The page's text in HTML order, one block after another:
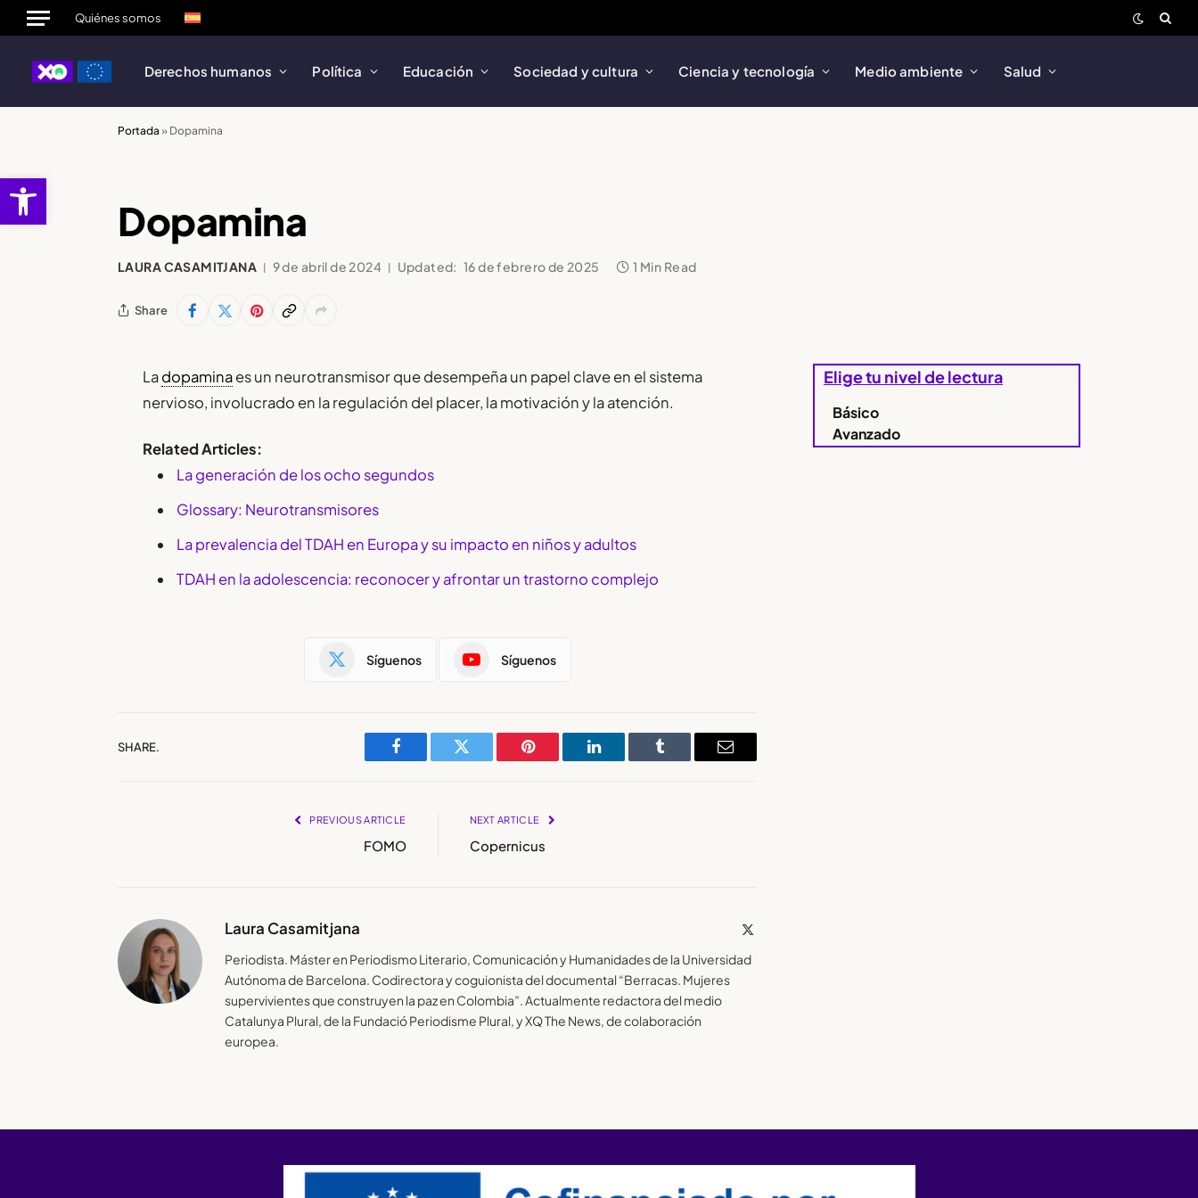
abrir barra de herramientas
Quiénes somos
Derechos humanos Política Educación Sociedad y cultura Ciencia y tecnología Medio ambiente Salud
Portada » Dopamina
Dopamina
LAURA CASAMITJANA 9 de abril de 2024 Updated: 16 de febrero de 2025 1 Min Read
Share
Ladopaminaes un neurotransmisor que desempeña un papel clave en el sistema
nervioso, involucrado en la regulación del placer, la motivación y la atención.
Related Articles:
La generación de los ocho segundos
Glossary: Neurotransmisores
La prevalencia del TDAH en Europa y su impacto en niños y adultos
TDAH en la adolescencia: reconocer y afrontar un trastorno complejo
Síguenos Síguenos
SHARE.
Facebook Twitter Pinterest LinkedIn Tumblr Email
PREVIOUS ARTICLE
FOMO
NEXT ARTICLE
Copernicus
Laura Casamitjana
Periodista. Máster en Periodismo Literario, Comunicación y Humanidades de la Universidad
Autónoma de Barcelona. Codirectora y coguionista del documental “Berracas. Mujeres
supervivientes que construyen la paz en Colombia”. Actualmente redactora del medio
Catalunya Plural, de la Fundació Periodisme Plural, y XQ The News, de colaboración
europea.
Elige tu nivel de lectura
Básico
Avanzado